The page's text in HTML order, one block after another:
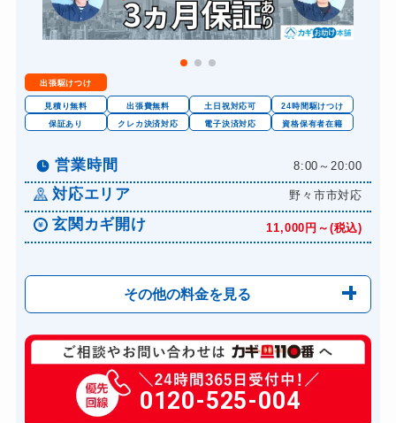
出張駆けつけ
見積り無料 出張費無料 土日祝対応可
24時間駆けつけ
保証あり
クレカ決済対応 電子決済対応 資格保有者在籍
営業時間 8:00～20:00
対応エリア 野々市市対応
玄関カギ開け 11,000円～(税込)
その他の料金を見る
玄関カギ修理 6,600円～(税込)
玄関カギ作成 14,300円～(税込)
0120-525-004